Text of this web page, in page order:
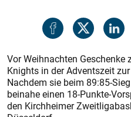
Vor Weihnachten Geschenke
Knights in der Adventszeit
Nachdem sie beim 89:85-
beinahe einen 18-Punkte-
den Kirchheimer